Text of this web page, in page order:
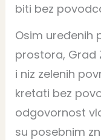
biti bez
Osim uređenih
prostora, Grad
i niz zelenih
kretati bez
odgovornost
su posebnim